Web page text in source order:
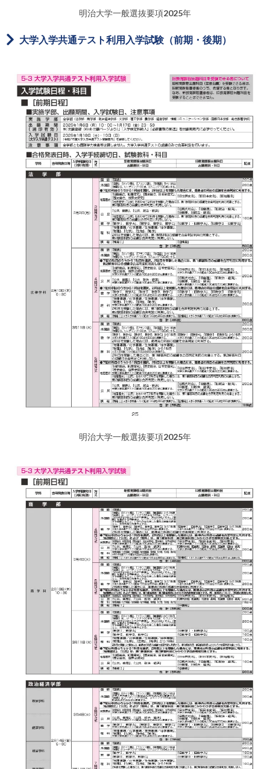
明治大学一般選抜要項2025年
大学入学共通テスト利用入学試験（前期・後期）
明治大学一般選抜要項2025年